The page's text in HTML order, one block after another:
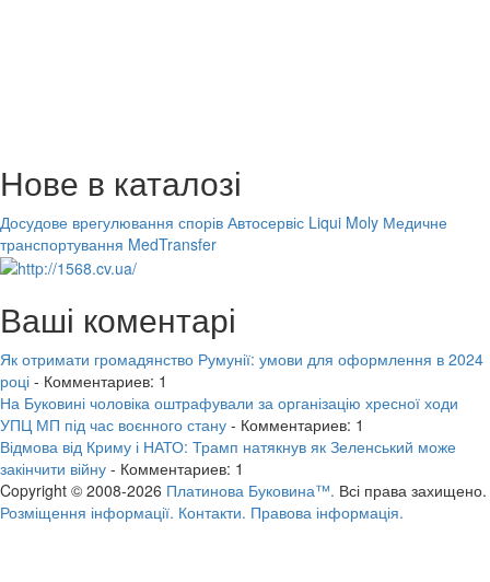
Нове в каталозі
Досудове врегулювання спорів Автосервіс Liqui Moly Медичне
транспортування MedTransfer
Ваші коментарі
Як отримати громадянство Румунії: умови для оформлення в 2024
році - Комментариев: 1
На Буковині чоловіка оштрафували за організацію хресної ходи
УПЦ МП під час воєнного стану - Комментариев: 1
Відмова від Криму і НАТО: Трамп натякнув як Зеленський може
закінчити війну - Комментариев: 1
Copyright © 2008-2026 Платинова Буковина™. Всі права захищено.
Розміщення інформації. Контакти. Правова інформація.